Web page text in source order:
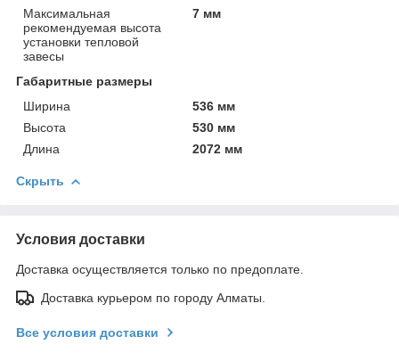
Максимальная
рекомендуемая высота
установки тепловой
завесы
7 мм
Габаритные размеры
Ширина
536 мм
Высота
530 мм
Длина
2072 мм
Скрыть
Условия доставки
Доставка осуществляется только по предоплате.
Доставка курьером по городу Алматы.
Все условия доставки